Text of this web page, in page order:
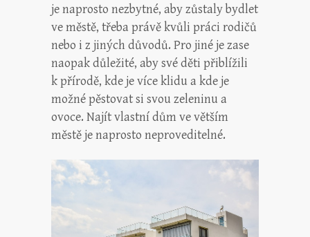
je naprosto nezbytné, aby zůstaly bydlet
ve městě, třeba právě kvůli práci rodičů
nebo i z jiných důvodů. Pro jiné je zase
naopak důležité, aby své děti přiblížili
k přírodě, kde je více klidu a kde je
možné pěstovat si svou zeleninu a
ovoce. Najít vlastní dům ve větším
městě je naprosto neproveditelné.